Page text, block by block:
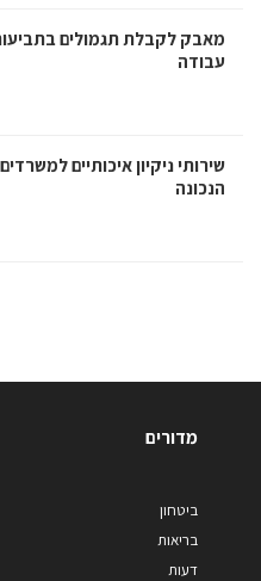
מאבק לקבלת תגמולים
עבודה
שירותי ניקיון איכותיים
הנכונה
מדורים
ביטחון
בריאות
דעות